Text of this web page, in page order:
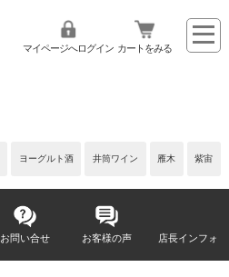
ヨーグルト酒 井筒ワイン 雁木 紫宙
マイページへログイン カートをみる
お問い合せ お客様の声 店長インフォ